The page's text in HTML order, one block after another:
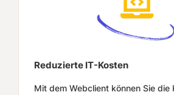
Reduzierte IT-Kosten
Mit dem Webclient können Sie die